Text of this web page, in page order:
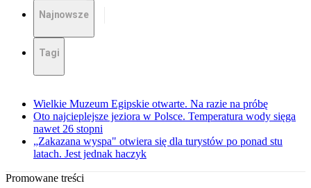
Najnowsze
Tagi
Wielkie Muzeum Egipskie otwarte. Na razie na próbę
Oto najcieplejsze jeziora w Polsce. Temperatura wody sięga
nawet 26 stopni
„Zakazana wyspa" otwiera się dla turystów po ponad stu
latach. Jest jednak haczyk
Promowane treści